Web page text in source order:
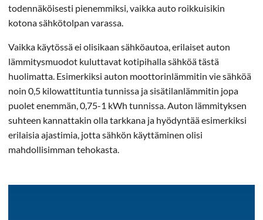
todennäköisesti pienemmiksi, vaikka auto roikkuisikin
kotona sähkötolpan varassa.
Vaikka käytössä ei olisikaan sähköautoa, erilaiset auton
lämmitysmuodot kuluttavat kotipihalla sähköä tästä
huolimatta. Esimerkiksi auton moottorinlämmitin vie sähköä
noin 0,5 kilowattituntia tunnissa ja sisätilanlämmitin jopa
puolet enemmän, 0,75-1 kWh tunnissa. Auton lämmityksen
suhteen kannattakin olla tarkkana ja hyödyntää esimerkiksi
erilaisia ajastimia, jotta sähkön käyttäminen olisi
mahdollisimman tehokasta.